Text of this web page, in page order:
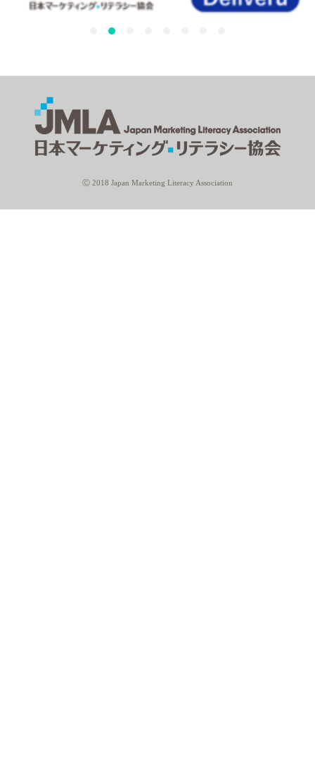
Ⓒ 2018 Japan Marketing Literacy Association